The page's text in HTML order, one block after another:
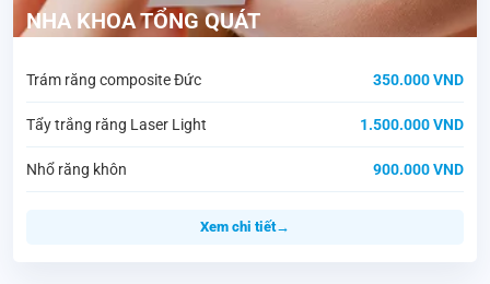
NHA KHOA TỔNG QUÁT
Trám răng composite Đức 350.000 VND
Tẩy trắng răng Laser Light 1.500.000 VND
Nhổ răng khôn 900.000 VND
Xem chi tiết